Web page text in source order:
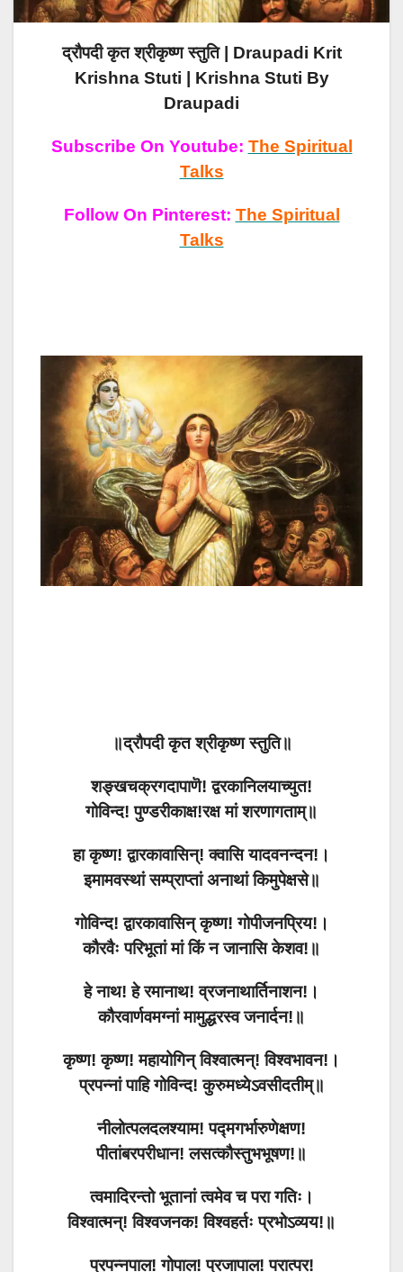
द्रौपदी कृत श्रीकृष्ण स्तुति | Draupadi Krit
Krishna Stuti | Krishna Stuti By
Draupadi
Subscribe On Youtube: The Spiritual
Talks
Follow On Pinterest: The Spiritual
Talks
॥द्रौपदी कृत श्रीकृष्ण स्तुति॥
शङ्खचक्रगदापाणॆ! द्वरकानिलयाच्युत!
गोविन्द! पुण्डरीकाक्ष!रक्ष मां शरणागताम्॥
हा कृष्ण! द्वारकावासिन्! क्वासि यादवनन्दन!।
इमामवस्थां सम्प्राप्तां अनाथां किमुपेक्षसे॥
गोविन्द! द्वारकावासिन् कृष्ण! गोपीजनप्रिय!।
कौरवैः परिभूतां मां किं न जानासि केशव!॥
हे नाथ! हे रमानाथ! व्रजनाथार्तिनाशन!।
कौरवार्णवमग्नां मामुद्धरस्व जनार्दन!॥
कृष्ण! कृष्ण! महायोगिन् विश्वात्मन्! विश्वभावन!।
प्रपन्नां पाहि गोविन्द! कुरुमध्येऽवसीदतीम्॥
नीलोत्पलदलश्याम! पद्मगर्भारुणेक्षण!
पीतांबरपरीधान! लसत्कौस्तुभभूषण!॥
त्वमादिरन्तो भूतानां त्वमेव च परा गतिः।
विश्वात्मन्! विश्वजनक! विश्वहर्तः प्रभोऽव्यय!॥
प्रपन्नपाल! गोपाल! प्रजापाल! परात्पर!